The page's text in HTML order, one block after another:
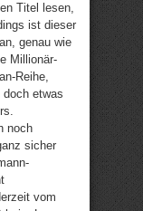
Titel lesen,
ist dieser
genau wie
Millionär-
Reihe,
doch etwas
noch
sicher
vom